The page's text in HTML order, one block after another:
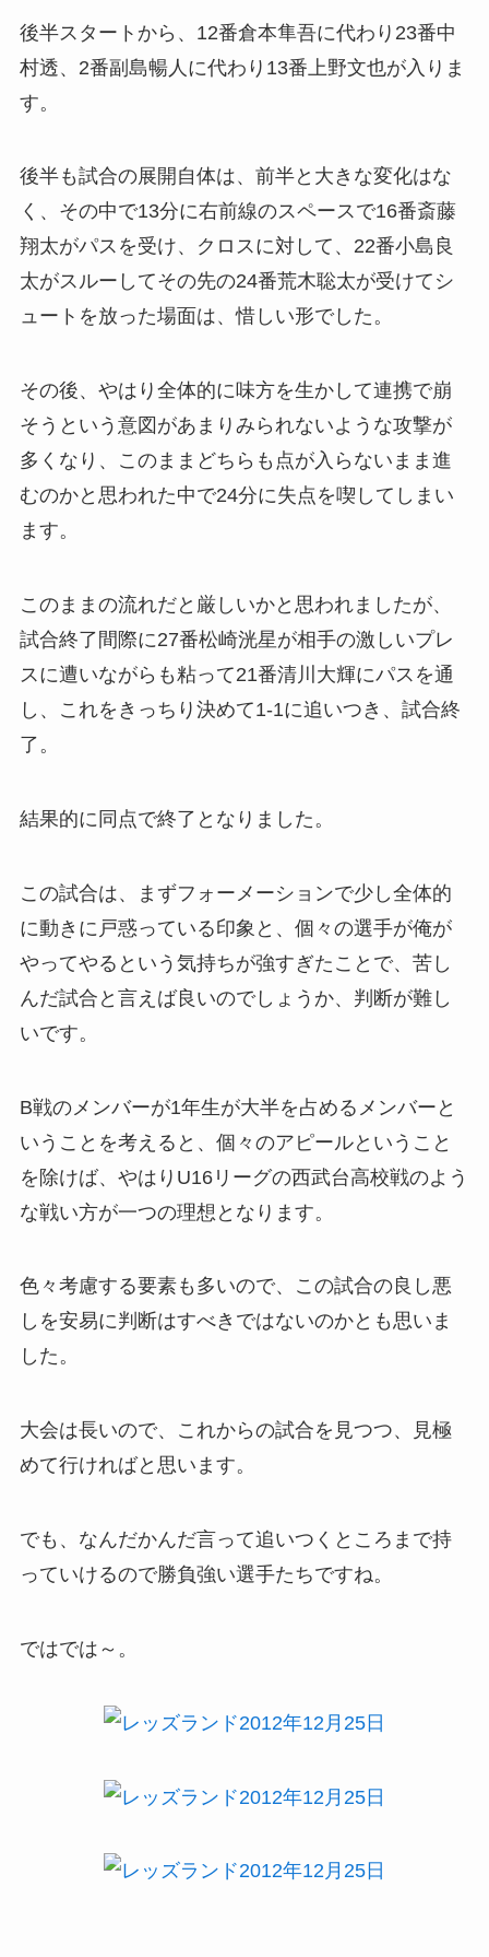
後半スタートから、12番倉本隼吾に代わり23番中
村透、2番副島暢人に代わり13番上野文也が入りま
す。
後半も試合の展開自体は、前半と大きな変化はな
く、その中で13分に右前線のスペースで16番斎藤
翔太がパスを受け、クロスに対して、22番小島良
太がスルーしてその先の24番荒木聡太が受けてシ
ュートを放った場面は、惜しい形でした。
その後、やはり全体的に味方を生かして連携で崩
そうという意図があまりみられないような攻撃が
多くなり、このままどちらも点が入らないまま進
むのかと思われた中で24分に失点を喫してしまい
ます。
このままの流れだと厳しいかと思われましたが、
試合終了間際に27番松崎洸星が相手の激しいプレ
スに遭いながらも粘って21番清川大輝にパスを通
し、これをきっちり決めて1-1に追いつき、試合終
了。
結果的に同点で終了となりました。
この試合は、まずフォーメーションで少し全体的
に動きに戸惑っている印象と、個々の選手が俺が
やってやるという気持ちが強すぎたことで、苦し
んだ試合と言えば良いのでしょうか、判断が難し
いです。
B戦のメンバーが1年生が大半を占めるメンバーと
いうことを考えると、個々のアピールということ
を除けば、やはりU16リーグの西武台高校戦のよう
な戦い方が一つの理想となります。
色々考慮する要素も多いので、この試合の良し悪
しを安易に判断はすべきではないのかとも思いま
した。
大会は長いので、これからの試合を見つつ、見極
めて行ければと思います。
でも、なんだかんだ言って追いつくところまで持
っていけるので勝負強い選手たちですね。
ではでは～。